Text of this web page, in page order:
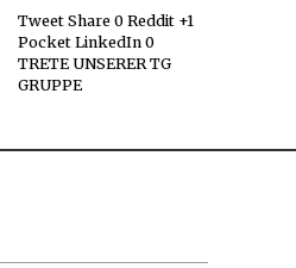
Tweet Share 0 Reddit +1
Pocket LinkedIn 0
TRETE UNSERER TG
GRUPPE